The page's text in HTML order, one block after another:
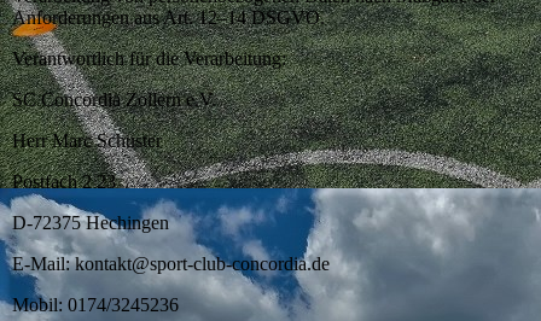
Anforderungen aus Art. 12–14 DSGVO.
Verantwortlich für die Verarbeitung:
SC Concordia Zollern e.V.
Herr Marc Schuster
Postfach 2 23
D-72375 Hechingen
E-Mail: kontakt@sport-club-concordia.de
Mobil: 0174/3245236